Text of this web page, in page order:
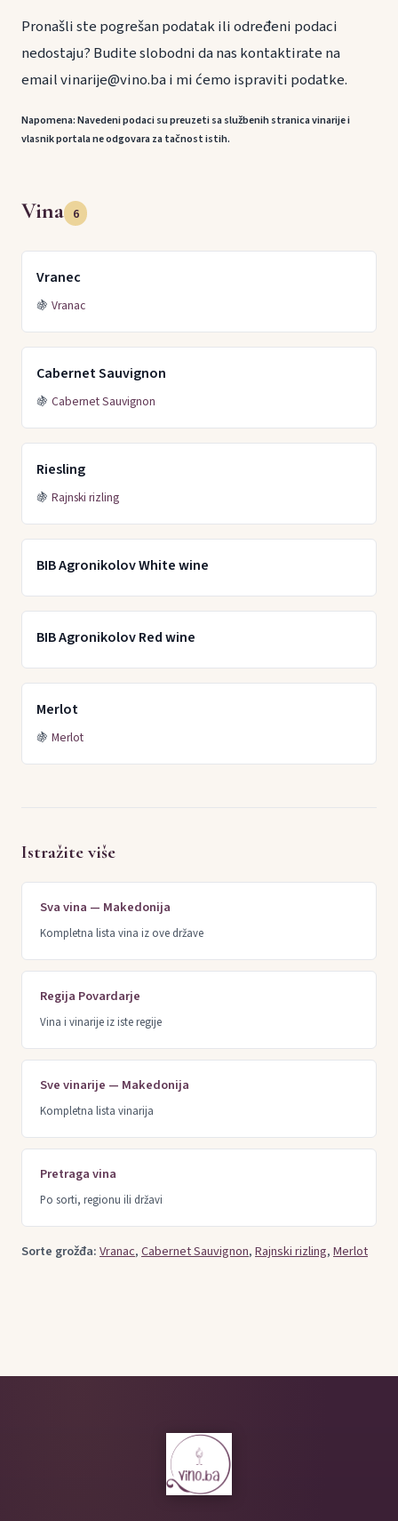
Pronašli ste pogrešan podatak ili određeni podaci
nedostaju? Budite slobodni da nas kontaktirate na
email vinarije@vino.ba i mi ćemo ispraviti podatke.
Napomena: Navedeni podaci su preuzeti sa službenih stranica vinarije i
vlasnik portala ne odgovara za tačnost istih.
Vina 6
Vranec
🍇 Vranac
Cabernet Sauvignon
🍇 Cabernet Sauvignon
Riesling
🍇 Rajnski rizling
BIB Agronikolov White wine
BIB Agronikolov Red wine
Merlot
🍇 Merlot
Istražite više
Sva vina — Makedonija
Kompletna lista vina iz ove države
Regija Povardarje
Vina i vinarije iz iste regije
Sve vinarije — Makedonija
Kompletna lista vinarija
Pretraga vina
Po sorti, regionu ili državi
Sorte grožđa:Vranac,Cabernet Sauvignon,Rajnski rizling,Merlot